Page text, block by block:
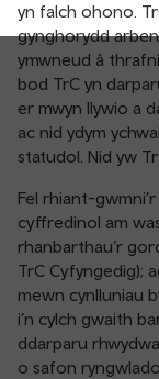
yn falch ohono.
gynghorydd
ymwneud â
bod TrC yn
er mwyn llywio a
ac nid ydym
statudol. Nid yw
Fel rhiant-
cyffredinol am
rhanbarthau’r
TrC Cyfyngedig);
mewn cynlluniau
i’n cylch gwaith
ddarparu
o safon